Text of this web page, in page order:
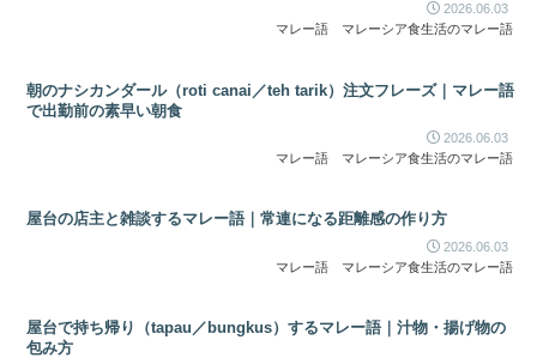
2026.06.03
マレー語
マレーシア食生活のマレー語
朝のナシカンダール（roti canai／teh tarik）注文フレーズ｜マレー語
で出勤前の素早い朝食
2026.06.03
マレー語
マレーシア食生活のマレー語
屋台の店主と雑談するマレー語｜常連になる距離感の作り方
2026.06.03
マレー語
マレーシア食生活のマレー語
屋台で持ち帰り（tapau／bungkus）するマレー語｜汁物・揚げ物の
包み方